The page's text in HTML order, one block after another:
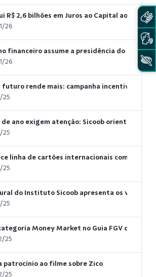
R$ 2,6 bilhões em Juros ao Capital aos
26
financeiro assume a presidência do
26
futuro rende mais: campanha incentiva
25
ano exigem atenção: Sicoob orienta
25
linha de cartões internacionais com
25
do Instituto Sicoob apresenta os
25
Money Market no Guia FGV de
25
patrocínio ao filme sobre Zico
25